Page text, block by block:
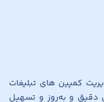
کمپین های تبلیغات
دقیق و به‌روز و تسهیل